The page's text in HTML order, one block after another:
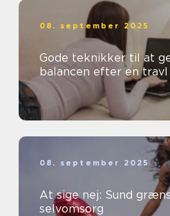
08. september 2025
Gode teknikker til at
balancen efter en
08. september 2025
At sige nej: Sund
selvomsorg